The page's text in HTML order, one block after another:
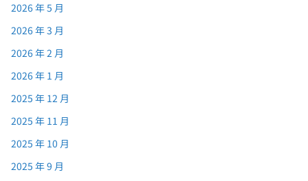
2026 年 5 月
2026 年 3 月
2026 年 2 月
2026 年 1 月
2025 年 12 月
2025 年 11 月
2025 年 10 月
2025 年 9 月